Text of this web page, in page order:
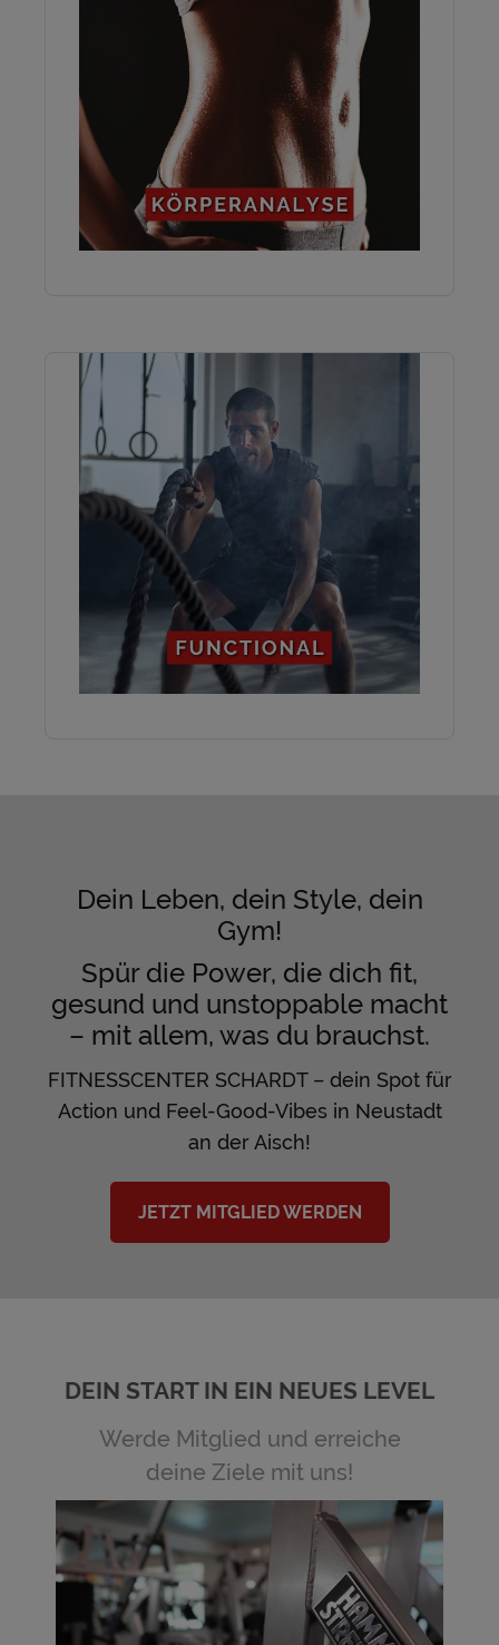
Dein Leben, dein Style, dein
Gym!
Spür die Power, die dich fit,
gesund und unstoppable macht
– mit allem, was du brauchst.
FITNESSCENTER SCHARDT – dein Spot für
Action und Feel-Good-Vibes in Neustadt
an der Aisch!
JETZT MITGLIED WERDEN
DEIN START IN EIN NEUES LEVEL
Werde Mitglied und erreiche
deine Ziele mit uns!